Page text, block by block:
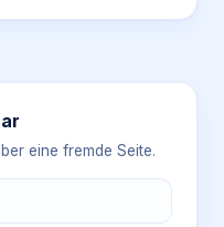
eine fremde Seite.